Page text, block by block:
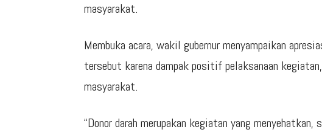
masyarakat.
Membuka acara, wakil gubernur menyampaikan
tersebut karena dampak positif pelaksanaan
masyarakat.
“Donor darah merupakan kegiatan yang